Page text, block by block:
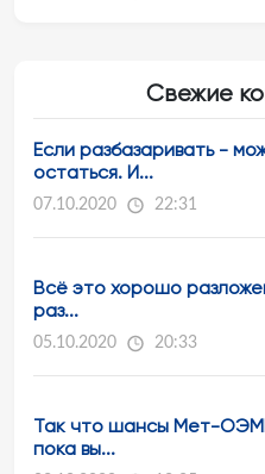
Свежие
Если разбазаривать -
остаться. И...
07.10.2020 22:31
Всё это хорошо
раз...
05.10.2020 20:33
Так что шансы Мет-
пока вы...